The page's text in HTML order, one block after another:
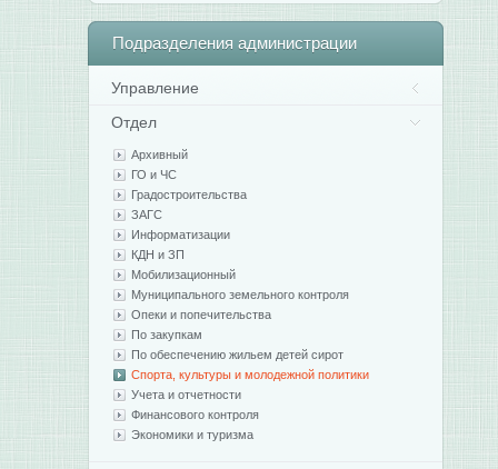
Подразделения администрации
Управление
Отдел
Архивный
ГО и ЧС
Градостроительства
ЗАГС
Информатизации
КДН и ЗП
Мобилизационный
Муниципального земельного контроля
Опеки и попечительства
По закупкам
По обеспечению жильем детей сирот
Спорта, культуры и молодежной политики
Учета и отчетности
Финансового контроля
Экономики и туризма